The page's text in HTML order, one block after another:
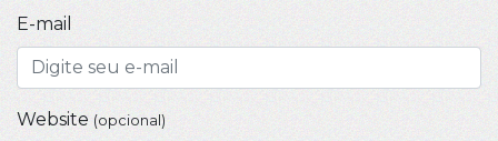
E-mail
Website (opcional)